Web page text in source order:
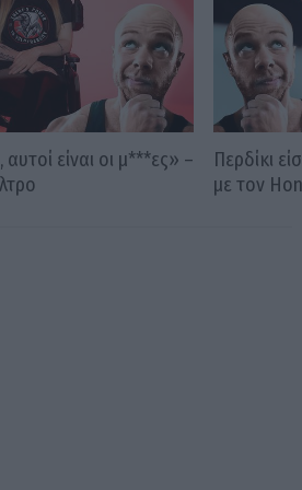
είναι οι μ***ες» –
Περδίκι
με τον